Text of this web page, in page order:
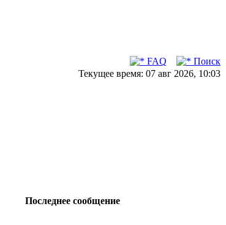
FAQ
Поиск
Текущее время: 07 авг 2026, 10:03
Последнее сообщение